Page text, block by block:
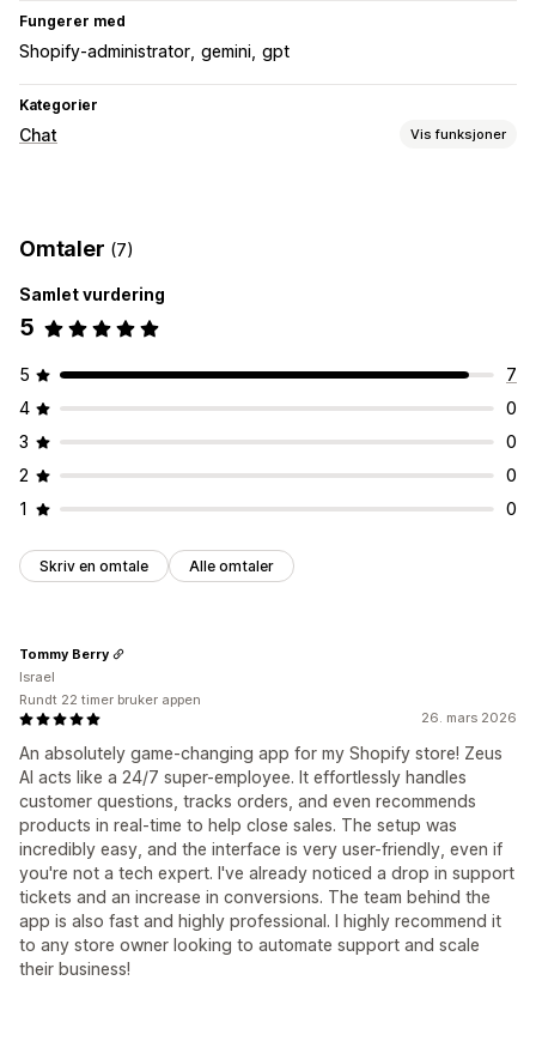
Fungerer med
Shopify-administrator gemini gpt
Kategorier
Chat Vis funksjoner
Vanlige spørsmål
Tilpasning
Farge og skrifttype Velkomstmeldinger Chatknapper
Omtaler (7)
Samlet vurdering
5
5
7
4
0
3
0
2
0
1
0
Skriv en omtale Alle omtaler
26. mars 2026
An absolutely game-changing app for my Shopify store! Zeus
AI acts like a 24/7 super-employee. It effortlessly handles
customer questions, tracks orders, and even recommends
products in real-time to help close sales. The setup was
incredibly easy, and the interface is very user-friendly, even if
you're not a tech expert. I've already noticed a drop in support
tickets and an increase in conversions. The team behind the
app is also fast and highly professional. I highly recommend it
to any store owner looking to automate support and scale
their business!
Tommy Berry
Israel
Rundt 22 timer bruker appen